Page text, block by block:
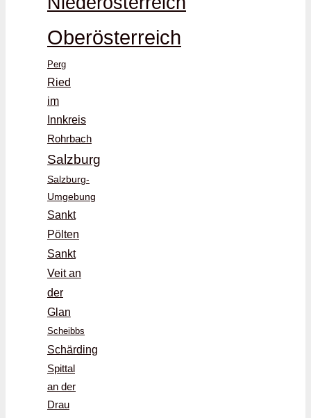
Oberösterreich
Perg
Ried
im
Innkreis
Rohrbach
Salzburg
Salzburg-
Umgebung
Sankt
Pölten
Sankt
Veit an
der
Glan
Scheibbs
Schärding
Spittal
an der
Drau